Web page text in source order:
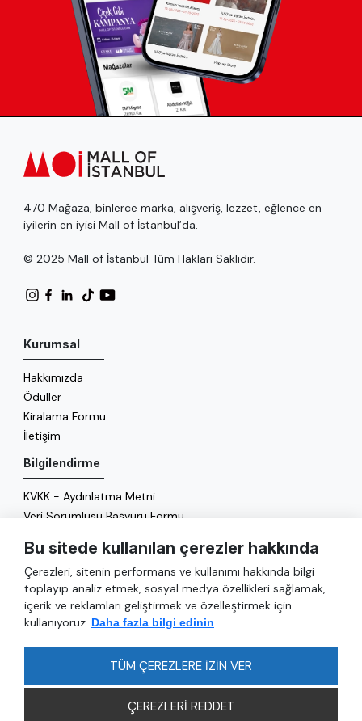
470 Mağaza, binlerce marka, alışveriş, lezzet, eğlence en
iyilerin en iyisi Mall of İstanbul’da.
© 2025 Mall of İstanbul Tüm Hakları Saklıdır.
Kurumsal
Hakkımızda
Ödüller
Kiralama Formu
İletişim
Bilgilendirme
KVKK - Aydınlatma Metni
Veri Sorumlusu Başvuru Formu
Enerji Politikası
Genel
Hizmetler
Bu sitede kullanılan çerezler hakkında
Çerezleri, sitenin performans ve kullanımı hakkında bilgi
toplayıp analiz etmek, sosyal medya özellikleri sağlamak,
içerik ve reklamları geliştirmek ve özelleştirmek için
kullanıyoruz. Daha fazla bilgi edinin
TÜM ÇEREZLERE İZİN VER
ÇEREZLERİ REDDET